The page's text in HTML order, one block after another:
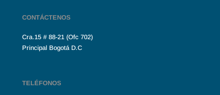
CONTÁCTENOS
Cra.15 # 88-21 (Ofc 702)
Principal Bogotá D.C
TELÉFONOS